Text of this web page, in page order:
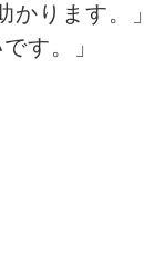
ります。」
す。」